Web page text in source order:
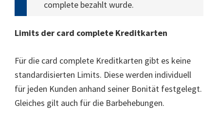
complete bezahlt wurde.
Limits der card complete Kreditkarten
Für die card complete Kreditkarten gibt es keine
standardisierten Limits. Diese werden individuell
für jeden Kunden anhand seiner Bonität festgelegt.
Gleiches gilt auch für die Barbehebungen.